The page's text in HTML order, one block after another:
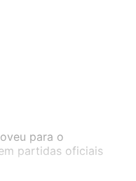
para o
partidas oficiais